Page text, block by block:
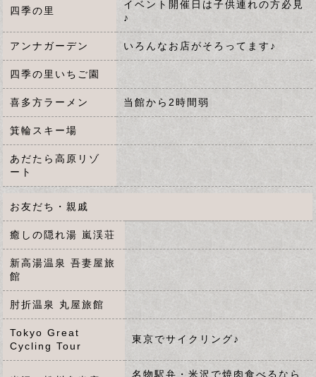
四季の里
イベント開催日は子供連れの方必見
♪
アンナガーデン いろんなお店がそろってます♪
四季の里いちご園
喜多方ラーメン 当館から2時間弱
箕輪スキー場
あだたら高原リゾ
ート
お友だち・親戚
癒しの隠れ湯 嵐渓荘
新高湯温泉 吾妻屋旅
館
肘折温泉 丸屋旅館
Tokyo Great
Cycling Tour
東京でサイクリング♪
名物駅弁・米沢で焼肉食べるなら